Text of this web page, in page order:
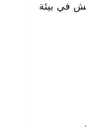
في بيئة